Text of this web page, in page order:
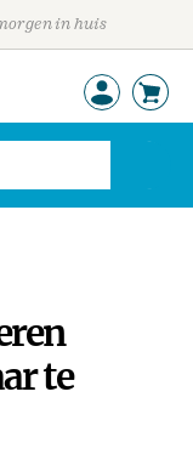
in huis
te